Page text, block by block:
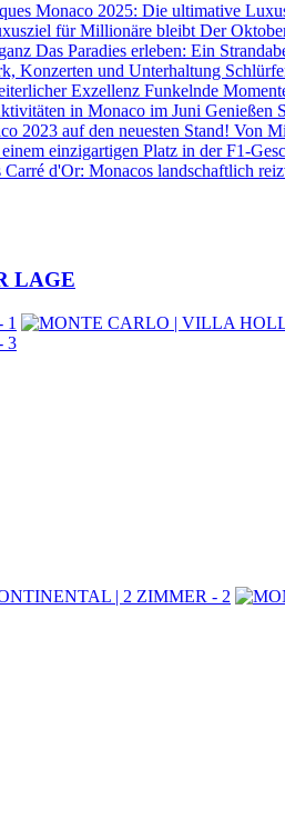
Monaco 2025: Die ultimative
für Millionäre bleibtDer
Das Paradies erleben: Ein
Konzerten und Unterhaltung
Exzellenz Funkelnde
in Monaco im Juni Genießen
2023 auf den neuesten Stand! Von
einzigartigen Platz in der F1-
d'Or: Monacos landschaftlich
LAGE